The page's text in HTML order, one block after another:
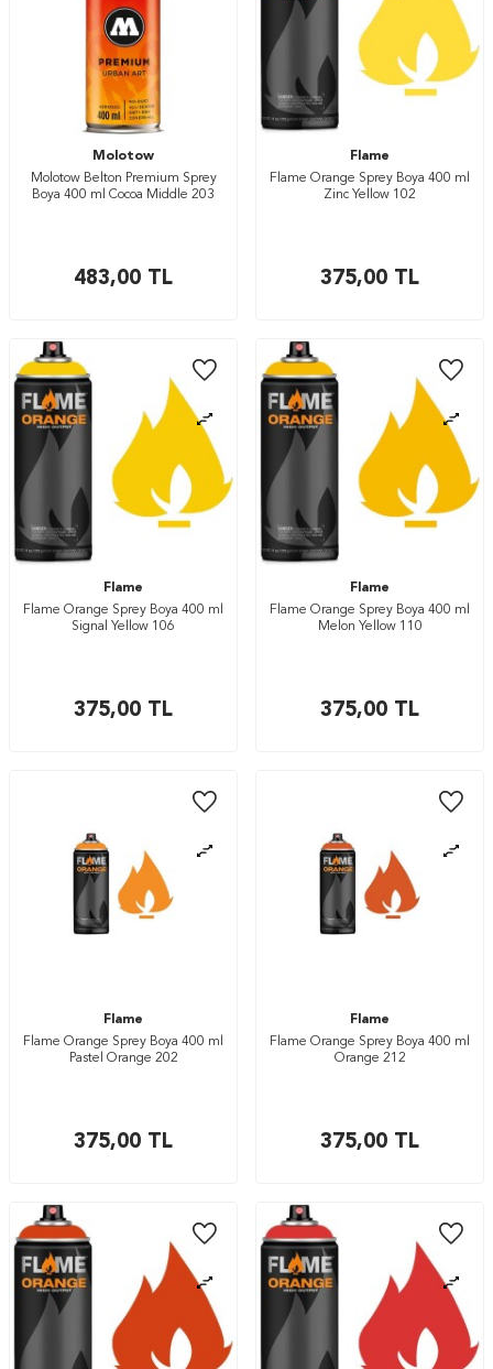
Molotow
Molotow Belton Premium Sprey
Boya 400 ml Cocoa Middle 203
483,00 TL
Flame
Flame Orange Sprey Boya 400 ml
Zinc Yellow 102
375,00 TL
Flame
Flame Orange Sprey Boya 400 ml
Signal Yellow 106
375,00 TL
Flame
Flame Orange Sprey Boya 400 ml
Melon Yellow 110
375,00 TL
Flame
Flame Orange Sprey Boya 400 ml
Pastel Orange 202
375,00 TL
Flame
Flame Orange Sprey Boya 400 ml
Orange 212
375,00 TL